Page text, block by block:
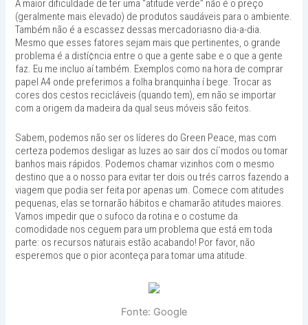
A maior dificuldade de ter uma “atitude verde” não é o preço
(geralmente mais elevado) de produtos saudáveis para o ambiente.
Também não é a escassez dessas mercadoriasno dia-a-dia.
Mesmo que esses fatores sejam mais que pertinentes, o grande
problema é a distí¢ncia entre o que a gente sabe e o que a gente
faz. Eu me incluo aí também. Exemplos como na hora de comprar
papel A4 onde preferimos a folha branquinha í bege. Trocar as
cores dos cestos recicláveis (quando tem), em não se importar
com a origem da madeira da qual seus móveis são feitos.
Sabem, podemos não ser os líderes do Green Peace, mas com
certeza podemos desligar as luzes ao sair dos cí´modos ou tomar
banhos mais rápidos. Podemos chamar vizinhos com o mesmo
destino que a o nosso para evitar ter dois ou trés carros fazendo a
viagem que podia ser feita por apenas um. Comece com atitudes
pequenas, elas se tornarão hábitos e chamarão atitudes maiores.
Vamos impedir que o sufoco da rotina e o costume da
comodidade nos ceguem para um problema que está em toda
parte: os recursos naturais estão acabando! Por favor, não
esperemos que o pior aconteça para tomar uma atitude.
Fonte: Google